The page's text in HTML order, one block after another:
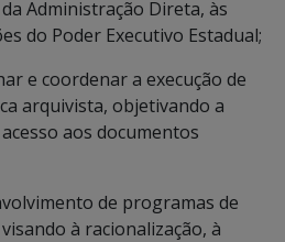
Administração Direta, às
do Poder Executivo Estadual;
e coordenar a execução de
arquivista, objetivando a
aos documentos
de programas de
à racionalização, à